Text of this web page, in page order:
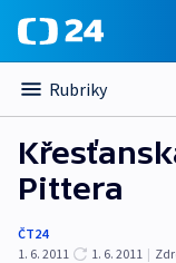
Rubriky
Pittera
ČT24
1. 6. 2011
1. 6. 2011 |